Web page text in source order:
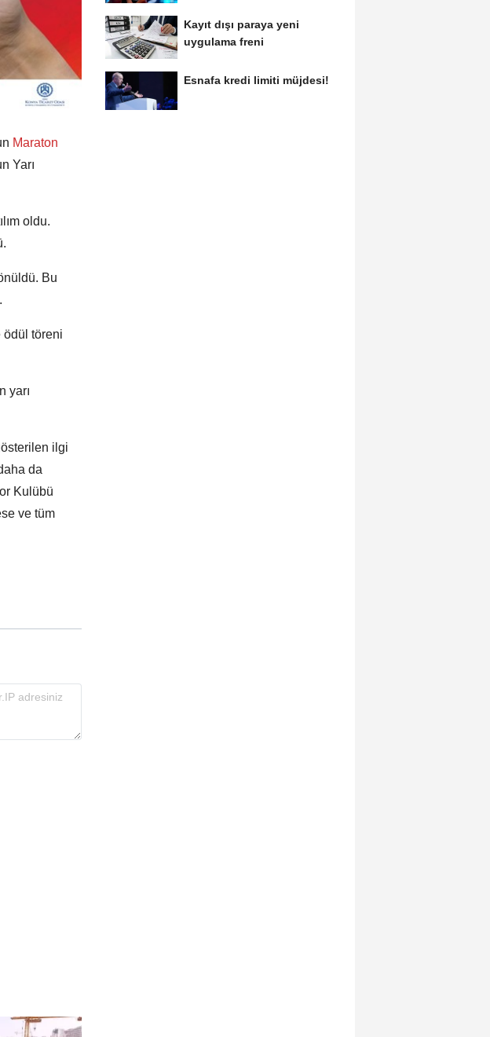
Maraton
Yarı
oldu.
Bu
ödül töreni
yarı
ilgi
da
Kulübü
ve tüm
Kayıt dışı paraya yeni
uygulama freni
Esnafa kredi limiti müjdesi!